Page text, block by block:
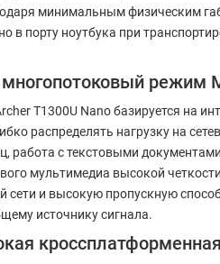
минимальным физическим
в порту ноутбука при
режим
T1300U Nano базируется на
распределять нагрузку на
работа с текстовыми
мультимедиа высокой
и высокую пропускную
источнику сигнала.